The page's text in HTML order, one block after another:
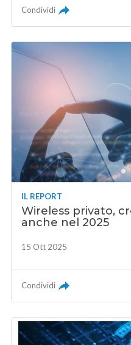
Condividi
IL REPORT
Wireless privato,
anche nel 2025
15 Ott 2025
Condividi